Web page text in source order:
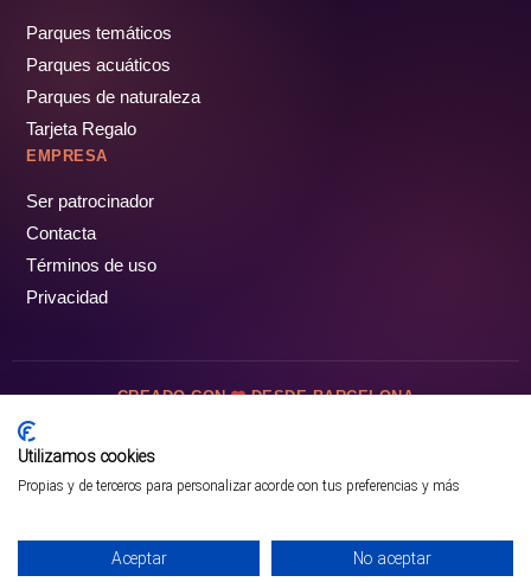
Parques temáticos
Parques acuáticos
Parques de naturaleza
Tarjeta Regalo
EMPRESA
Ser patrocinador
Contacta
Términos de uso
Privacidad
CREADO CON DESDE BARCELONA
Utilizamos cookies
Propias y de terceros para personalizar acorde con tus preferencias y más
Aceptar No aceptar